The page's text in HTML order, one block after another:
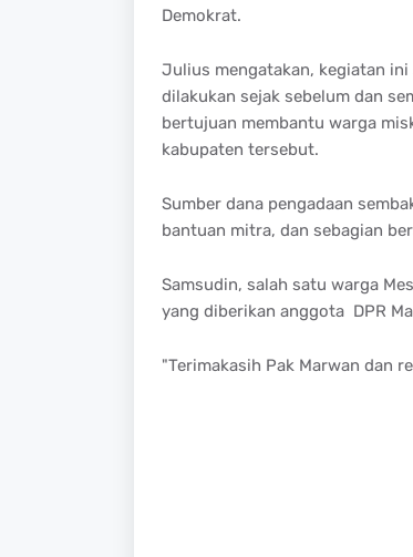
Demokrat.
Julius mengatakan, kegiatan
dilakukan sejak sebelum dan
bertujuan membantu warga
kabupaten tersebut.
Sumber dana pengadaan
bantuan mitra, dan sebagian
Samsudin, salah satu warga
yang diberikan anggota DPR
"Terimakasih Pak Marwan dan